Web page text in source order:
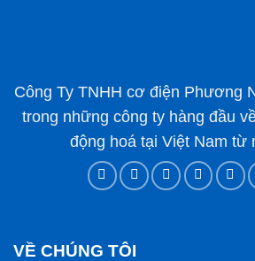
Công Ty TNHH cơ điện Phương
trong những công ty hàng đầu
động hoá tại Việt Nam từ
VỀ CHÚNG TÔI